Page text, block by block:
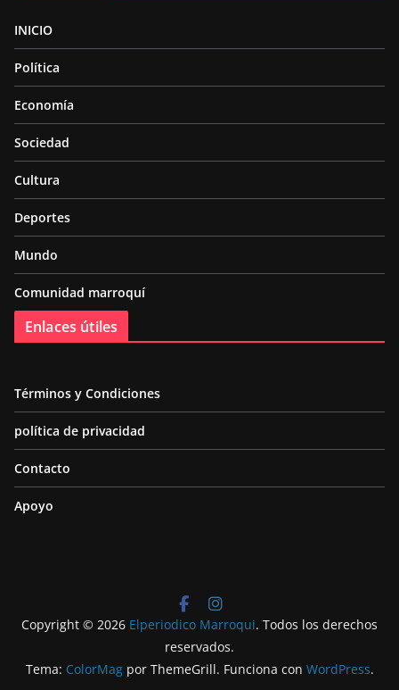
INICIO
Política
Economía
Sociedad
Cultura
Deportes
Mundo
Comunidad marroquí
Enlaces útiles
Términos y Condiciones
política de privacidad
Contacto
Apoyo
Copyright © 2026 Elperiodico Marroqui. Todos los derechos
reservados.
Tema: ColorMagpor ThemeGrill. Funciona con WordPress.